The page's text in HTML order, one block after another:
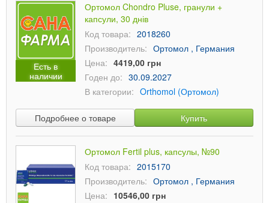
Есть в
наличии
Ортомол Chondro Pluse, гранули +
капсули, 30 днів
Код товара: 2018260
Производитель: Ортомол , Германия
Цена: 4419,00 грн
Годен до: 30.09.2027
В категории: Orthomol (Ортомол)
Подробнее о товаре Купить
Ортомол Fertil plus, капсулы, №90
Код товара: 2015170
Производитель: Ортомол , Германия
Цена: 10546,00 грн